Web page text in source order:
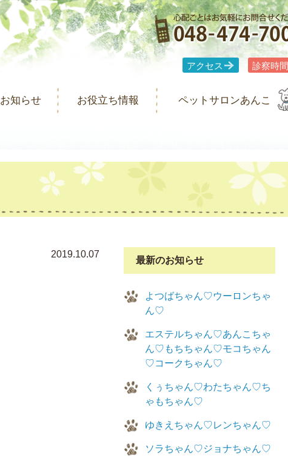
アクセス 診察時間
お知らせ お役立ち情報 ペットサロンあんこ
2019.10.07
最新のお知らせ
よつばちゃん♡ウーロンちゃ
ん♡
エステルちゃん♡あんこちゃ
ん♡もちちゃん♡モコちゃん
♡コークちゃん♡
くぅちゃん♡わたちゃん♡ち
ゃもちゃん♡
ゆきえちゃん♡レンちゃん♡
ソラちゃん♡ジョナちゃん♡